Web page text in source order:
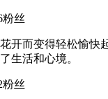
粉丝
开而变得轻松愉快
生活和心境。
粉丝